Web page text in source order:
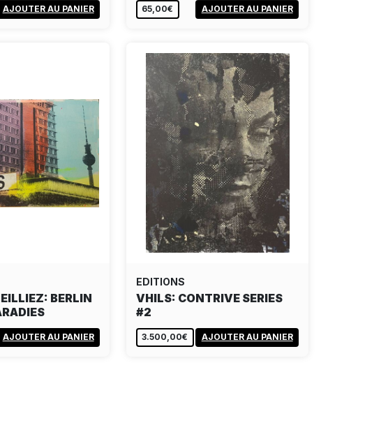
AJOUTER AU PANIER 65,00€ AJOUTER AU PANIER
BERLIN
AJOUTER AU PANIER
EDITIONS
VHILS: CONTRIVE SERIES
#2
3.500,00€ AJOUTER AU PANIER